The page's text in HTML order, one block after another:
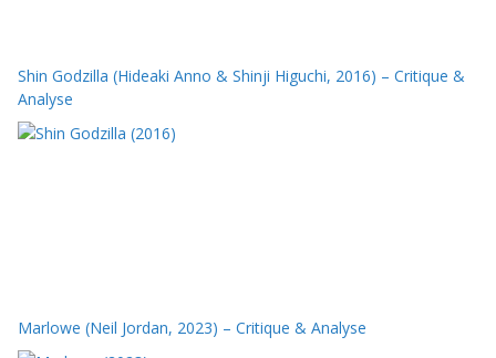
Shin Godzilla (Hideaki Anno & Shinji Higuchi, 2016) – Critique &
Analyse
Marlowe (Neil Jordan, 2023) – Critique & Analyse